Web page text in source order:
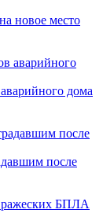
новое место
дома
после